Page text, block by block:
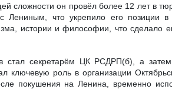
сложности он провёл более 12 лет в
что укрепило его позиции в
истории и философии, что сделало
стал секретарём ЦК РСДРП(б), а
ключевую роль в организации
покушения на Ленина, временно